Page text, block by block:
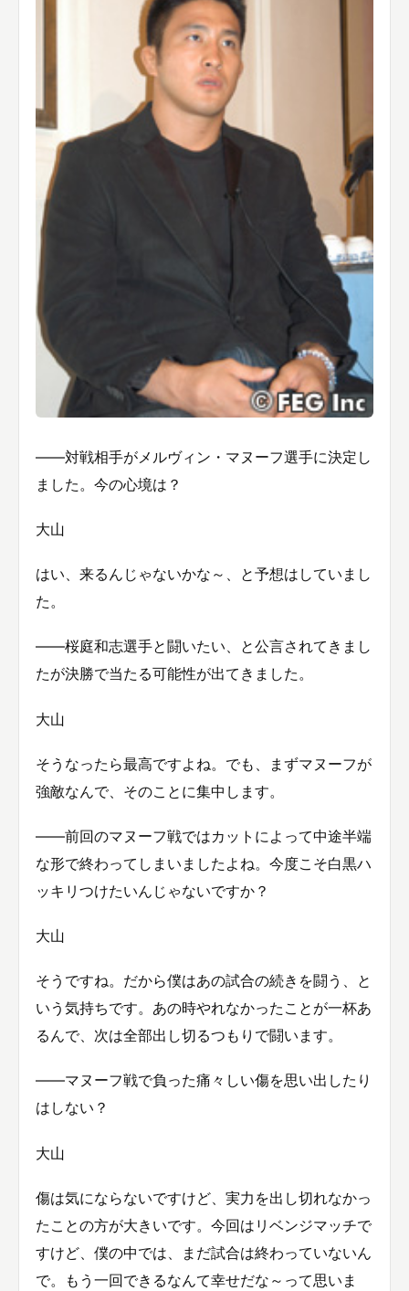
――対戦相手がメルヴィン・マヌーフ選手に決定し
ました。今の心境は？
大山
はい、来るんじゃないかな～、と予想はしていまし
た。
――桜庭和志選手と闘いたい、と公言されてきまし
たが決勝で当たる可能性が出てきました。
大山
そうなったら最高ですよね。でも、まずマヌーフが
強敵なんで、そのことに集中します。
――前回のマヌーフ戦ではカットによって中途半端
な形で終わってしまいましたよね。今度こそ白黒ハ
ッキリつけたいんじゃないですか？
大山
そうですね。だから僕はあの試合の続きを闘う、と
いう気持ちです。あの時やれなかったことが一杯あ
るんで、次は全部出し切るつもりで闘います。
――マヌーフ戦で負った痛々しい傷を思い出したり
はしない？
大山
傷は気にならないですけど、実力を出し切れなかっ
たことの方が大きいです。今回はリベンジマッチで
すけど、僕の中では、まだ試合は終わっていないん
で。もう一回できるなんて幸せだな～って思いま